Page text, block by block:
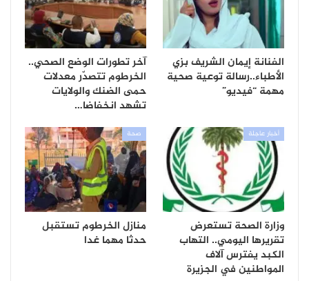
الفنانة إيمان الشريف بزي
الأطباء..رسالة توعية صحية
مهمة “فيديو”
آخر تطورات الوضع الصحي..
الخرطوم تتصدّر معدلات
حمى الضنك والولايات
تشهد انخفاضا…
أخبار عاجلة
وزارة الصحة تستعرض
تقريرها اليومي.. التهاب
الكبد يفترس آلاف
المواطنين في الجزيرة
صحة
منازل الخرطوم تستقبل
حدثا مهما غدا